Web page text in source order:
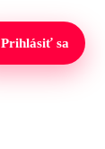
Prihlásiť sa